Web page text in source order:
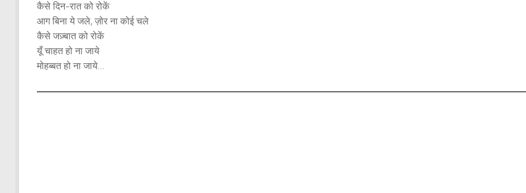
कैसे दिन-रात को रोकें
आग बिना ये जले, ज़ोर ना कोई चले
कैसे जज़्बात को रोकें
यूँ चाहत हो ना जाये
मोहब्बत हो ना जाये…